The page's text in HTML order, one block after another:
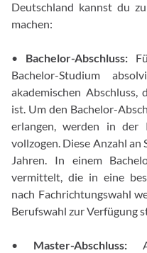
Deutschland kannst du
machen:
• Bachelor-Abschluss:
Bachelor-Studium
akademischen
ist. Um den Bachelor-
erlangen, werden in der
vollzogen. Diese Anzahl
Jahren. In einem
vermittelt, die in eine
nach Fachrichtungswahl
Berufswahl zur Verfügung
• Master-Abschluss: